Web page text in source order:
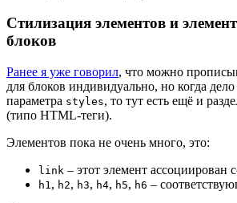
Стилизация элементов и
блоков
Ранее я уже говорил, что можно
для блоков индивидуально, но когда
параметра styles, то тут есть ещё и
(типо HTML-теги).
Элементов пока не очень много, это:
link – этот элемент ассоциирован
h1 , h2, h3, h4, h5, h6 –